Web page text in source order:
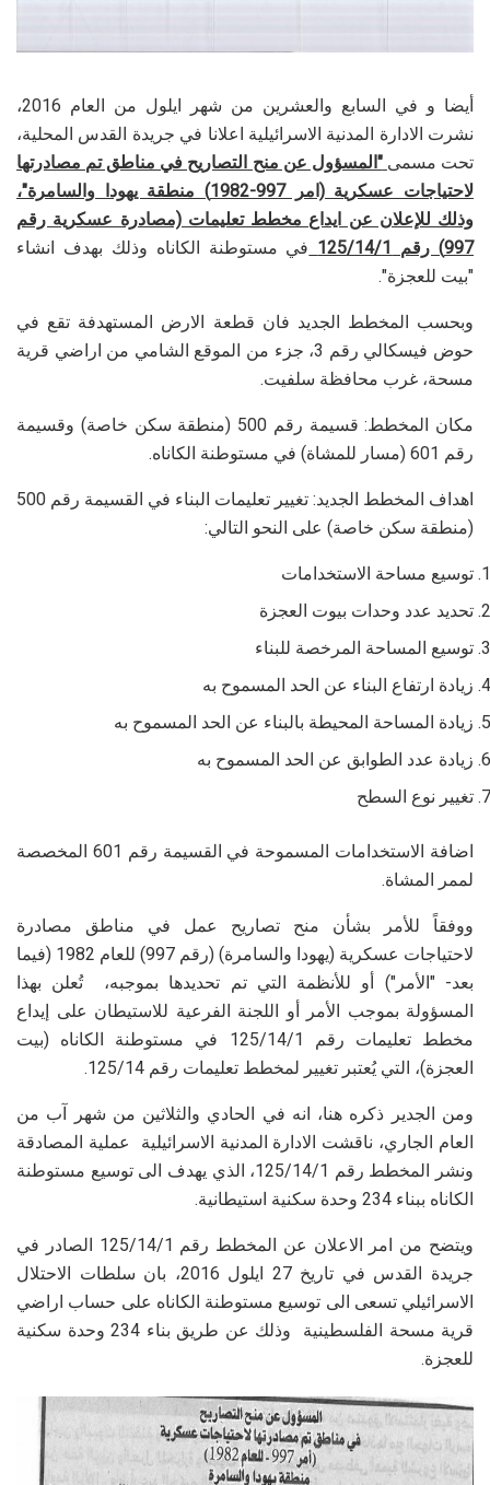
أيضا و في السابع والعشرين من شهر ايلول من العام 2016،
نشرت الادارة المدنية الاسرائيلية اعلانا في جريدة القدس المحلية،
تحت مسمى "المسؤول عن منح التصاريح في مناطق تم مصادرتها
لاحتياجات عسكرية (امر 997-1982) منطقة يهودا والسامرة"،
وذلك للإعلان عن ايداع مخطط تعليمات (مصادرة عسكرية رقم
997) رقم 125/14/1
في مستوطنة الكاناه وذلك بهدف انشاء
"بيت للعجزة".
وبحسب المخطط الجديد فان قطعة الارض المستهدفة تقع في
حوض فيسكالي رقم 3، جزء من الموقع الشامي من اراضي قرية
مسحة، غرب محافظة سلفيت.
مكان المخطط: قسيمة رقم 500 (منطقة سكن خاصة) وقسيمة
رقم 601 (مسار للمشاة) في مستوطنة الكاناه.
اهداف المخطط الجديد: تغيير تعليمات البناء في القسيمة رقم 500
(منطقة سكن خاصة) على النحو التالي:
توسيع مساحة الاستخدامات
تحديد عدد وحدات بيوت العجزة
توسيع المساحة المرخصة للبناء
زيادة ارتفاع البناء عن الحد المسموح به
زيادة المساحة المحيطة بالبناء عن الحد المسموح به
زيادة عدد الطوابق عن الحد المسموح به
تغيير نوع السطح
اضافة الاستخدامات المسموحة في القسيمة رقم 601 المخصصة
لممر المشاة.
ووفقاً للأمر بشأن منح تصاريح عمل في مناطق مصادرة
لاحتياجات عسكرية (يهودا والسامرة) (رقم 997) للعام 1982 (فيما
بعد- "الأمر") أو للأنظمة التي تم تحديدها بموجبه، تُعلن بهذا
المسؤولة بموجب الأمر أو اللجنة الفرعية للاستيطان على إيداع
مخطط تعليمات رقم 125/14/1 في مستوطنة الكاناه (بيت
العجزة)، التي يُعتبر تغيير لمخطط تعليمات رقم 125/14.
ومن الجدير ذكره هنا، انه في الحادي والثلاثين من شهر آب من
العام الجاري، ناقشت الادارة المدنية الاسرائيلية عملية المصادقة
ونشر المخطط رقم 125/14/1، الذي يهدف الى توسيع مستوطنة
الكاناه ببناء 234 وحدة سكنية استيطانية.
ويتضح من امر الاعلان عن المخطط رقم 125/14/1 الصادر في
جريدة القدس في تاريخ 27 ايلول 2016، بان سلطات الاحتلال
الاسرائيلي تسعى الى توسيع مستوطنة الكاناه على حساب اراضي
قرية مسحة الفلسطينية وذلك عن طريق بناء 234 وحدة سكنية
للعجزة.